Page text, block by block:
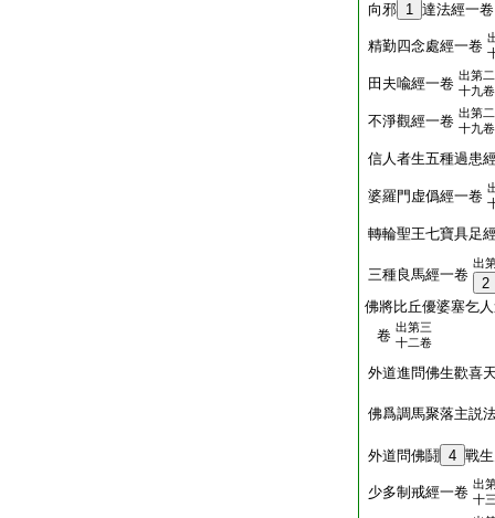
向邪 1 達法經一卷
精勤四念處經一卷
田夫喩經一卷 出第二
十九卷
不淨觀經一卷 出第二
十九卷
信人者生五種過患
婆羅門虚僞經一卷
轉輪聖王七寶具足
三種良馬經一卷
出
2
佛將比丘優婆塞乞
卷 出第三
十二卷
外道進問佛生歡喜
佛爲調馬聚落主説
外道問佛鬪 4 戰
少多制戒經一卷 出
十